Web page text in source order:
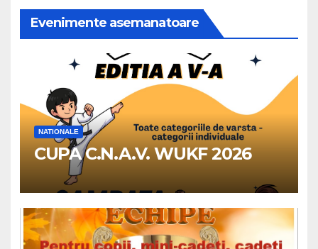
Evenimente asemanatoare
NATIONALE
CUPA C.N.A.V. WUKF 2026